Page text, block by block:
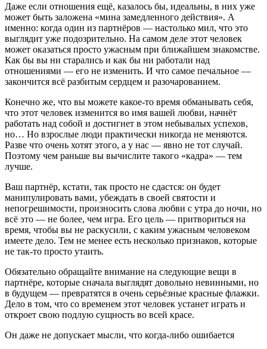
Даже если отношения ещё, казалось бы, идеальны, в них уже
может быть заложена «мина замедленного действия». А
именно: когда один из партнёров — настолько мил, что это
выглядит уже подозрительно. На самом деле этот человек
может оказаться просто ужасным при ближайшем знакомстве.
Как бы вы ни старались и как бы ни работали над
отношениями — его не изменить. И что самое печальное —
закончится всё разбитым сердцем и разочарованием.
Конечно же, что вы можете какое-то время обманывать себя,
что этот человек изменится во имя вашей любви, начнёт
работать над собой и достигнет в этом небывалых успехов,
но… Но взрослые люди практически никогда не меняются.
Разве что очень хотят этого, а у нас — явно не тот случай.
Поэтому чем раньше вы вычислите такого «кадра» — тем
лучше.
Ваш партнёр, кстати, так просто не сдастся: он будет
манипулировать вами, убеждать в своей святости и
непогрешимости, произносить слова любви с утра до ночи, но
всё это — не более, чем игра. Его цель — притвориться на
время, чтобы вы не раскусили, с каким ужасным человеком
имеете дело. Тем не менее есть несколько признаков, которые
не так-то просто утаить.
Обязательно обращайте внимание на следующие вещи в
партнёре, которые сначала выглядят довольно невинными, но
в будущем — превратятся в очень серьёзные красные флажки.
Дело в том, что со временем этот человек устанет играть и
откроет свою подлую сущность во всей красе.
Он даже не допускает мысли, что когда-либо ошибается